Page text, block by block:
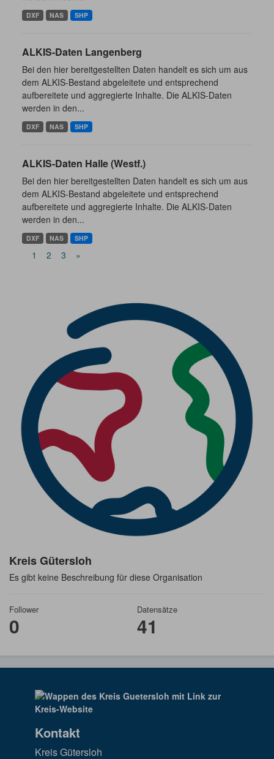
Kreis Gütersloh
Es gibt keine Beschreibung für diese Organisation
Follower
0
Datensätze
41
DXF NAS SHP
ALKIS-Daten Langenberg
Bei den hier bereitgestellten Daten handelt es sich um aus
dem ALKIS-Bestand abgeleitete und entsprechend
aufbereitete und aggregierte Inhalte. Die ALKIS-Daten
werden in den...
DXF NAS SHP
ALKIS-Daten Halle (Westf.)
Bei den hier bereitgestellten Daten handelt es sich um aus
dem ALKIS-Bestand abgeleitete und entsprechend
aufbereitete und aggregierte Inhalte. Die ALKIS-Daten
werden in den...
DXF NAS SHP
1 2 3 »
Kontakt
Kreis Gütersloh